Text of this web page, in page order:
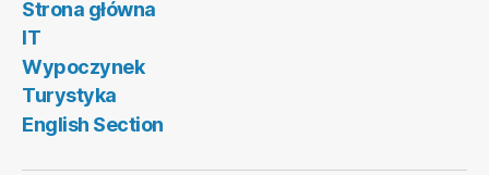
Strona główna
IT
Wypoczynek
Turystyka
English Section